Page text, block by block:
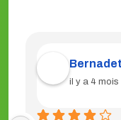
il y a 4 mois